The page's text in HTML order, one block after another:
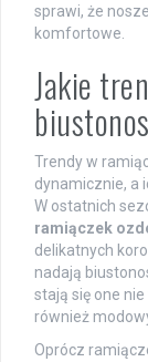
sprawi, że
komfortowe.
Jakie
Trendy w
dynamicznie, a
W ostatnich
ramiączek
delikatnych
nadają
stają się one
również
Oprócz